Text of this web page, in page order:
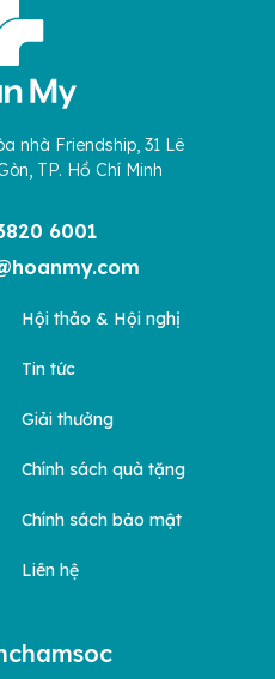
nhà Friendship, 31 Lê
TP. Hồ Chí Minh
6001
Hội thảo & Hội nghị
Tin tức
Giải thưởng
Chính sách quà tặng
Chính sách bảo mật
Liên hệ